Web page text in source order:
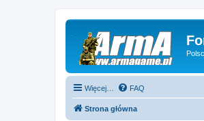
Więcej… FAQ
Strona główna